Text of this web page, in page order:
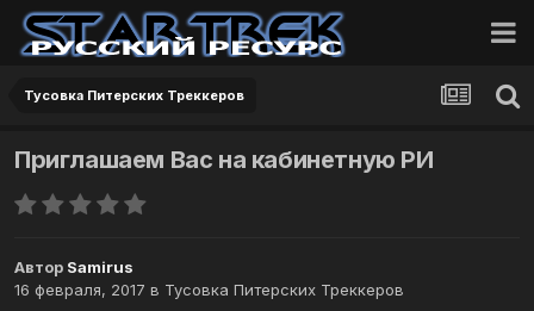
Тусовка Питерских Треккеров
Приглашаем Вас на кабинетную РИ
Автор Samirus
16 февраля, 2017 в Тусовка Питерских Треккеров